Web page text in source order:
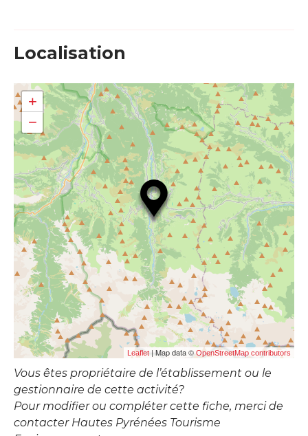
Localisation
+
−
Leaflet| Map data ©OpenStreetMap contributors
Vous êtes propriétaire de l’établissement ou le
gestionnaire de cette activité?
Pour modifier ou compléter cette fiche, merci de
contacter Hautes Pyrénées Tourisme